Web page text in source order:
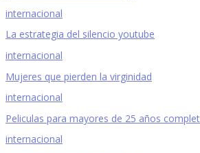
internacional
La estrategia del silencio youtube
internacional
Mujeres que pierden la virginidad
internacional
Peliculas para mayores de 25 años
internacional